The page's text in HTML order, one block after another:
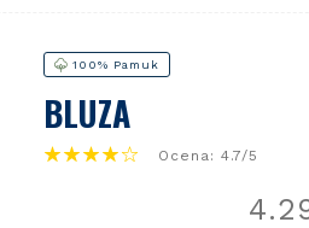
100% Pamuk
BLUZA
Ocena: 4.7/5